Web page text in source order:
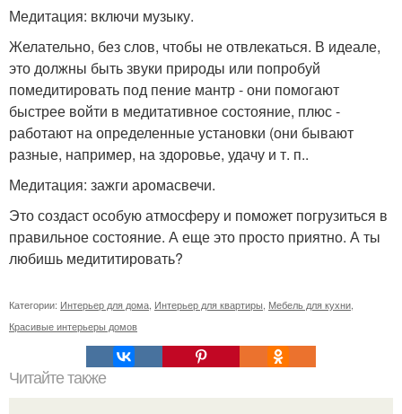
Медитация: включи музыку.
Желательно, без слов, чтобы не отвлекаться. В идеале,
это должны быть звуки природы или попробуй
помедитировать под пение мантр - они помогают
быстрее войти в медитативное состояние, плюс -
работают на определенные установки (они бывают
разные, например, на здоровье, удачу и т. п..
Медитация: зажги аромасвечи.
Это создаст особую атмосферу и поможет погрузиться в
правильное состояние. А еще это просто приятно. А ты
любишь медититировать?
Категории: Интерьер для дома Интерьер для квартиры Мебель для кухни
Красивые интерьеры домов
Читайте также